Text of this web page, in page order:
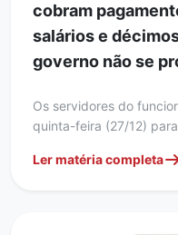
cobram
salários e
governo não se
Os servidores do
quinta-feira (27/12)
Ler matéria completa